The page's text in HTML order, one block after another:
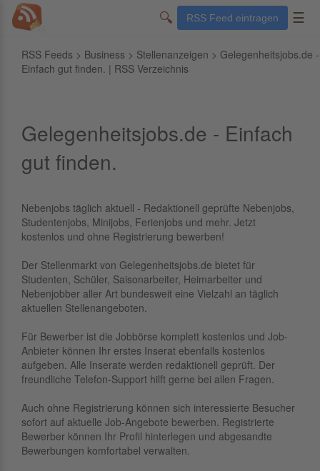
🔍 RSS Feed eintragen ☰
RSS Feeds > Business > Stellenanzeigen > Gelegenheitsjobs.de -
Einfach gut finden. | RSS Verzeichnis
Gelegenheitsjobs.de - Einfach
gut finden.
Nebenjobs täglich aktuell - Redaktionell geprüfte Nebenjobs,
Studentenjobs, Minijobs, Ferienjobs und mehr. Jetzt
kostenlos und ohne Registrierung bewerben!
Der Stellenmarkt von Gelegenheitsjobs.de bietet für
Studenten, Schüler, Saisonarbeiter, Heimarbeiter und
Nebenjobber aller Art bundesweit eine Vielzahl an täglich
aktuellen Stellenangeboten.
Für Bewerber ist die Jobbörse komplett kostenlos und Job-
Anbieter können Ihr erstes Inserat ebenfalls kostenlos
aufgeben. Alle Inserate werden redaktionell geprüft. Der
freundliche Telefon-Support hilft gerne bei allen Fragen.
Auch ohne Registrierung können sich interessierte Besucher
sofort auf aktuelle Job-Angebote bewerben. Registrierte
Bewerber können Ihr Profil hinterlegen und abgesandte
Bewerbungen komfortabel verwalten.